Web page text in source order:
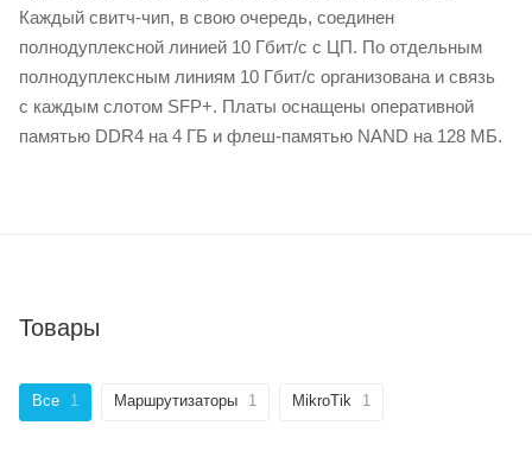
Каждый свитч-чип, в свою очередь, соединен
полнодуплексной линией 10 Гбит/с с ЦП. По отдельным
полнодуплексным линиям 10 Гбит/с организована и связь
с каждым слотом SFP+. Платы оснащены оперативной
памятью DDR4 на 4 ГБ и флеш-памятью NAND на 128 МБ.
Товары
Все 1 Маршрутизаторы 1 MikroTik 1